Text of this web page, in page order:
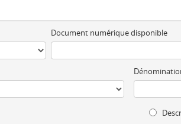
Document numérique disponible